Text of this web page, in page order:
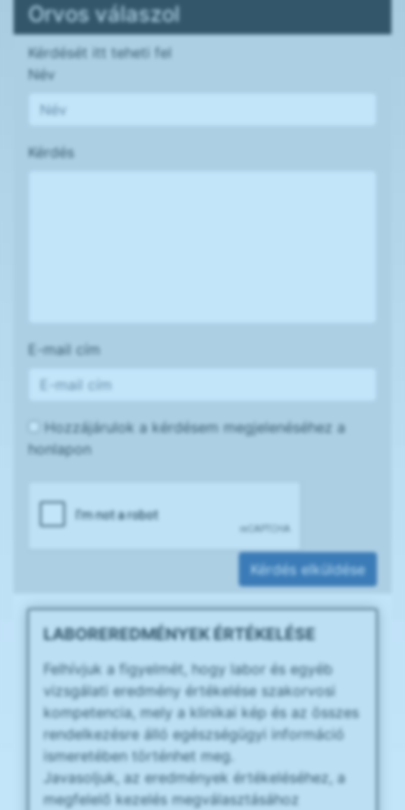
Orvos válaszol
Kérdését itt teheti fel
Név
Kérdés
E-mail cím
Hozzájárulok a kérdésem megjelenéséhez a
honlapon
Kérdés elküldése
LABOREREDMÉNYEK ÉRTÉKELÉSE
Felhívjuk a figyelmét, hogy labor és egyéb
vizsgálati eredmény értékelése szakorvosi
kompetencia, mely a klinikai kép és az összes
rendelkezésre álló egészségügyi információ
ismeretében történhet meg.
Javasoljuk, az eredmények értékeléséhez, a
megfelelő kezelés megválasztásához